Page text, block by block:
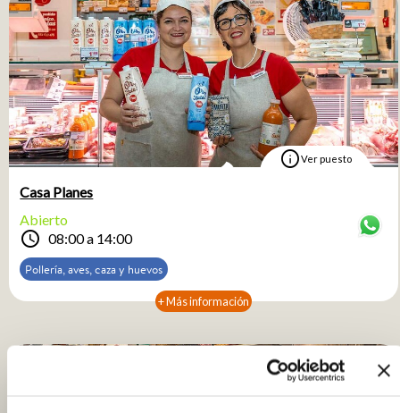
infoVer puesto
Casa Planes
Abierto
schedule 08:00 a 14:00
Pollería, aves, caza y huevos
+ Más información